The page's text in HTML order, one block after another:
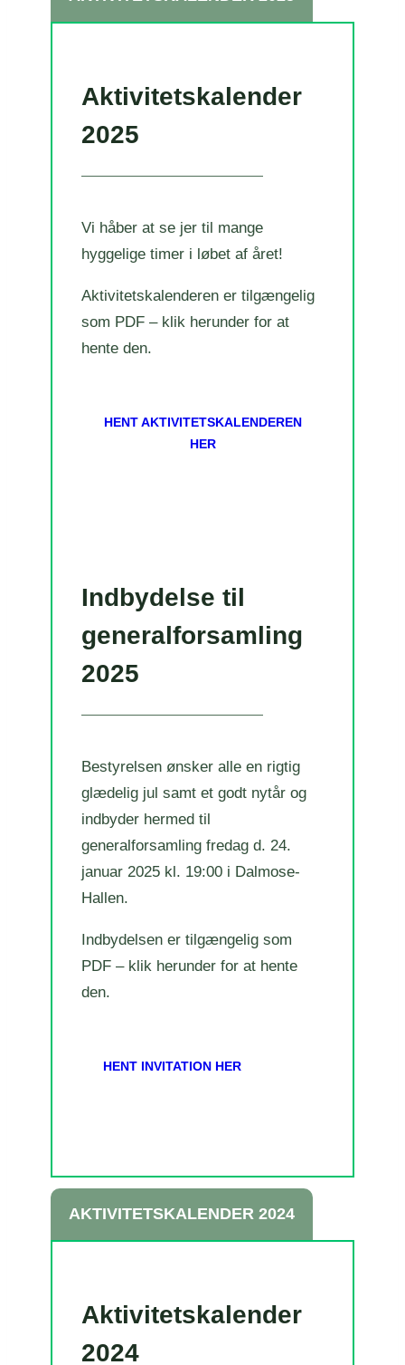
Aktivitetskalender
2025
Vi håber at se jer til mange
hyggelige timer i løbet af året!
Aktivitetskalenderen er tilgængelig
som PDF – klik herunder for at
hente den.
HENT AKTIVITETSKALENDEREN
HER
Indbydelse til
generalforsamling
2025
Bestyrelsen ønsker alle en rigtig
glædelig jul samt et godt nytår og
indbyder hermed til
generalforsamling fredag d. 24.
januar 2025 kl. 19:00 i Dalmose-
Hallen.
Indbydelsen er tilgængelig som
PDF – klik herunder for at hente
den.
HENT INVITATION HER
AKTIVITETSKALENDER 2024
Aktivitetskalender
2024